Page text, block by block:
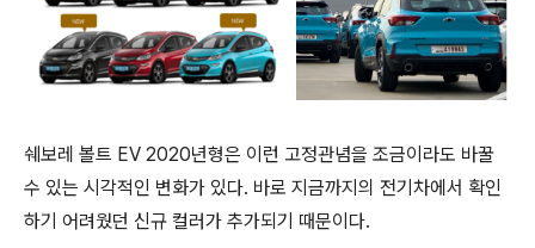
쉐보레 볼트 EV 2020년형은 이런 고정관념을 조금이라도 바꿀
수 있는 시각적인 변화가 있다. 바로 지금까지의 전기차에서 확인
하기 어려웠던 신규 컬러가 추가되기 때문이다.